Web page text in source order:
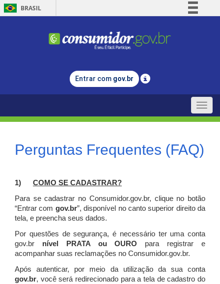
BRASIL
Comunica BR
Legislação
Entrar com gov.br
Toggle
Perguntas Frequentes (FAQ)
1) COMO SE CADASTRAR?
Para se cadastrar no Consumidor.gov.br, clique no botão
“Entrar com gov.br”, disponível no canto superior direito da
tela, e preencha seus dados.
Por questões de segurança, é necessário ter uma conta
gov.br nível PRATA ou OURO para registrar e
acompanhar suas reclamações no Consumidor.gov.br.
Após autenticar, por meio da utilização da sua conta
gov.br, você será redirecionado para a tela de cadastro do